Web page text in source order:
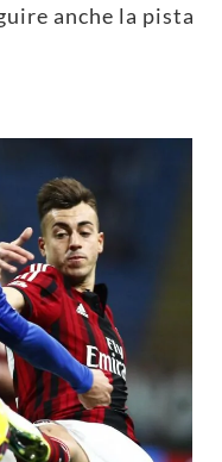
anche la pista